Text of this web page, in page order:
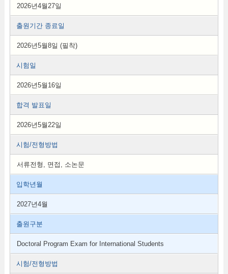
2026년4월27일
출원기간 종료일
2026년5월8일 (필착)
시험일
2026년5월16일
합격 발표일
2026년5월22일
시험/전형방법
서류전형, 면접, 소논문
입학년월
2027년4월
출원구분
Doctoral Program Exam for International Students
시험/전형방법